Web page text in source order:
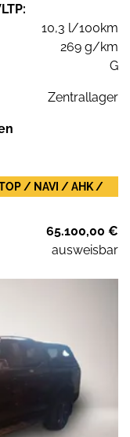
10,3 l/100km
269 g/km
G
Zentrallager
/ NAVI / AHK /
65.100,00 €
ausweisbar